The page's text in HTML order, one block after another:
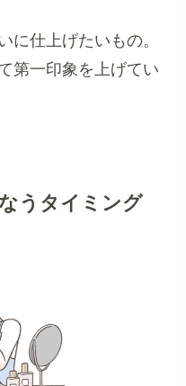
に仕上げたいもの。
第一印象を上げてい
うタイミング